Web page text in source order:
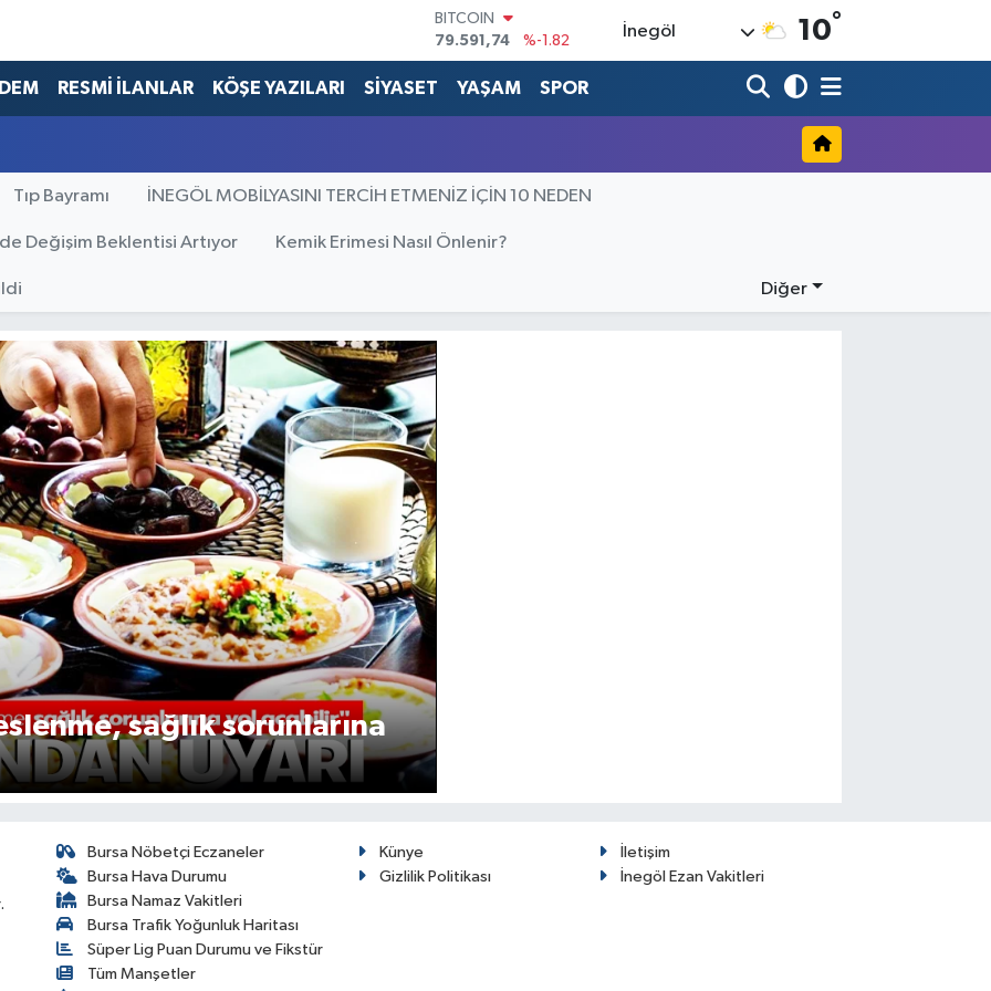
BITCOIN
79.591,74
%-1.82
DOLAR
45,43620
%0.02
61,60380
%0.18
G.ALTIN
BİST100
İnegöl 10°
RESMİ İLANLAR KÖŞE YAZILARI SİYASET YAŞAM SPOR
Tıp Bayramı İNEGÖL MOBİLYASINI TERCİH ETMENİZ İÇİN 10 NEDEN
Değişim Beklentisi Artıyor Kemik Erimesi Nasıl Önlenir?
Diğer
sağlık sorunlarına
Bursa Nöbetçi Eczaneler
Bursa Hava Durumu
Bursa Namaz Vakitleri
Bursa Trafik Yoğunluk Haritası
Süper Lig Puan Durumu ve Fikstür
Tüm Manşetler
Künye
İletişim
Gizlilik Politikası
İnegöl Ezan Vakitleri